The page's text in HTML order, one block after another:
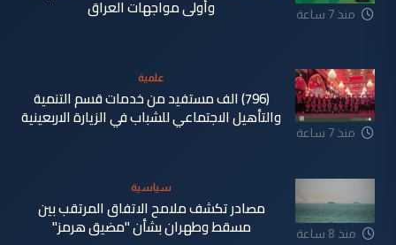
منذ 7 ساعة وأولى مواجهات العراق
منذ 7 ساعة
علمية
(796) الف مستفيد من خدمات قسم التنمية
والتأهيل الاجتماعي للشباب في الزيارة الاربعينية
منذ 8 ساعة
سياسية
مصادر تكشف ملامح الاتفاق المرتقب بين
مسقط وطهران بشأن "مضيق هرمز"